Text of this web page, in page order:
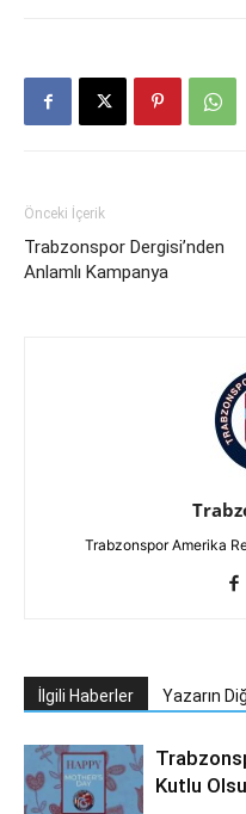
Önceki İçerik
Trabzonspor Dergisi’nden
Anlamlı Kampanya
Trabzonspor Amerika
İlgili Haberler Yazarın
Kutlu